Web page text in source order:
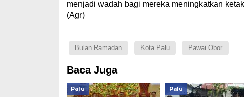
menjadi wadah bagi mereka meningkatkan
(Agr)
Bulan Ramadan Kota Palu Pawai Obor
Baca Juga
Palu Palu